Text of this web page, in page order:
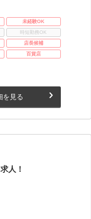
未経験OK
時短勤務OK
店長候補
百貨店
を見る
人！